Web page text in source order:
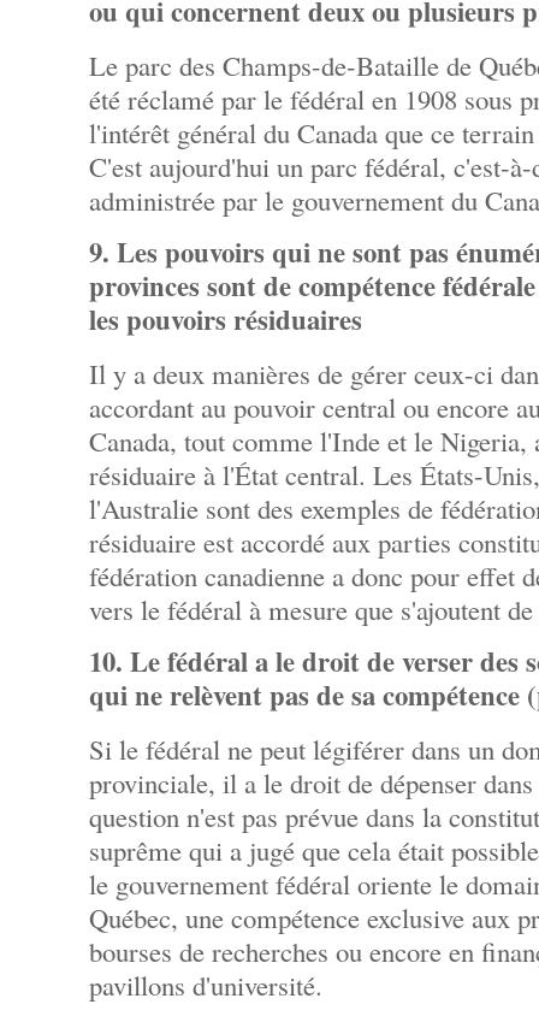
ou qui concernent deux ou plusieurs
Le parc des Champs-de-Bataille de
été réclamé par le fédéral en 1908 sous
l'intérêt général du Canada que ce
C'est aujourd'hui un parc fédéral, c'est-
administrée par le gouvernement du
9. Les pouvoirs qui ne sont pas
provinces sont de compétence
les pouvoirs résiduaires
Il y a deux manières de gérer ceux-ci
accordant au pouvoir central ou encore
Canada, tout comme l'Inde et le Nigeria,
résiduaire à l'État central. Les États-
l'Australie sont des exemples de
résiduaire est accordé aux parties
fédération canadienne a donc pour effet
vers le fédéral à mesure que s'ajoutent
10. Le fédéral a le droit de verser des
qui ne relèvent pas de sa compétence
Si le fédéral ne peut légiférer dans un
provinciale, il a le droit de dépenser
question n'est pas prévue dans la
suprême qui a jugé que cela était
le gouvernement fédéral oriente le
Québec, une compétence exclusive aux
bourses de recherches ou encore en
pavillons d'université.